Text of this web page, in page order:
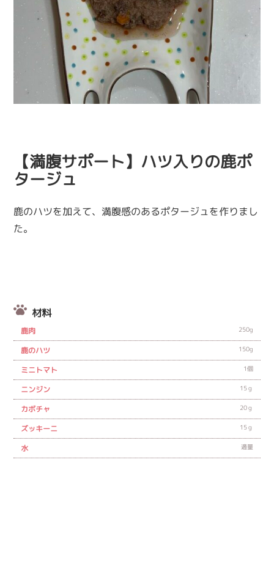
【満腹サポート】ハツ入りの鹿ポ
タージュ
鹿のハツを加えて、満腹感のあるポタージュを作りまし
た。
材料
鹿肉 250g
鹿のハツ 150g
ミニトマト 1個
ニンジン 15ｇ
カボチャ 20ｇ
ズッキーニ 15ｇ
水 適量